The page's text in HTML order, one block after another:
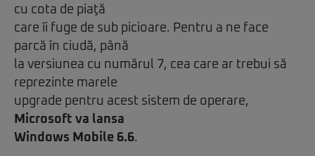
cu cota de piaţă
care îi fuge de sub picioare. Pentru a ne face
parcă în ciudă, până
la versiunea cu numărul 7, cea care ar trebui să
reprezinte marele
upgrade pentru acest sistem de operare,
Microsoft va lansa
Windows Mobile 6.6.